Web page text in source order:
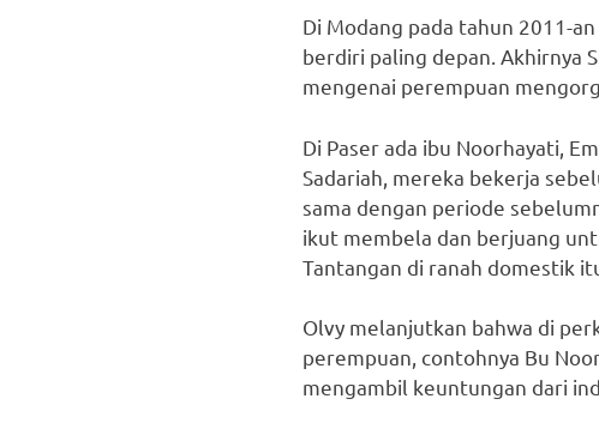
Di Modang pada tahun 2011-
berdiri paling depan. Akhirnya
mengenai perempuan
Di Paser ada ibu Noorhayati,
Sadariah, mereka bekerja
sama dengan periode
ikut membela dan berjuang
Tantangan di ranah domestik
Olvy melanjutkan bahwa di
perempuan, contohnya Bu
mengambil keuntungan dari